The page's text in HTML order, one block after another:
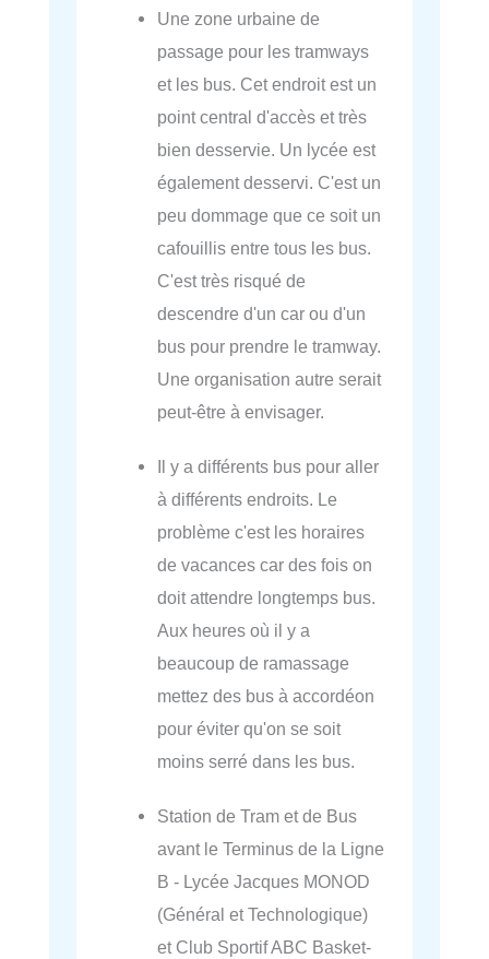
Une zone urbaine de
passage pour les tramways
et les bus. Cet endroit est un
point central d'accès et très
bien desservie. Un lycée est
également desservi. C'est un
peu dommage que ce soit un
cafouillis entre tous les bus.
C'est très risqué de
descendre d'un car ou d'un
bus pour prendre le tramway.
Une organisation autre serait
peut-être à envisager.
Il y a différents bus pour aller
à différents endroits. Le
problème c'est les horaires
de vacances car des fois on
doit attendre longtemps bus.
Aux heures où il y a
beaucoup de ramassage
mettez des bus à accordéon
pour éviter qu'on se soit
moins serré dans les bus.
Station de Tram et de Bus
avant le Terminus de la Ligne
B - Lycée Jacques MONOD
(Général et Technologique)
et Club Sportif ABC Basket-